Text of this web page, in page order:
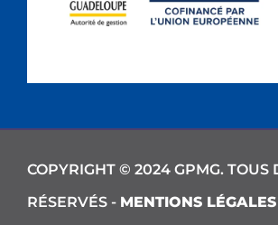
COPYRIGHT © 2024 GPMG. TOUS
RÉSERVÉS - MENTIONS LÉGALES